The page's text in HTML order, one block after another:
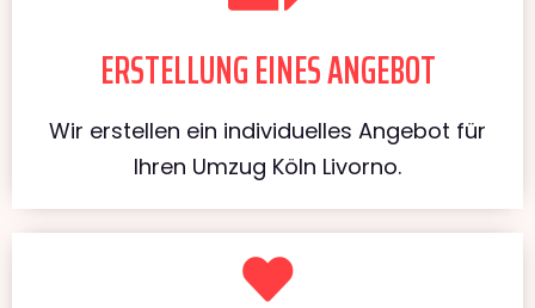
ERSTELLUNG EINES ANGEBOT
Wir erstellen ein individuelles Angebot für
Ihren Umzug Köln Livorno.